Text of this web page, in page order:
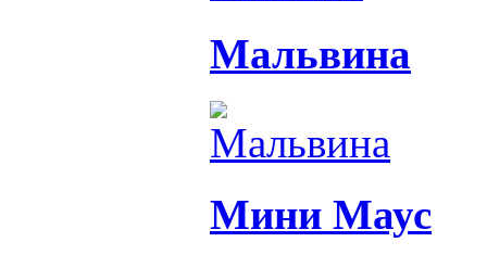
Мальвина
Мини Маус